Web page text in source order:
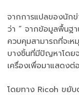
จากการแปลของนัก
ว่า “ จากข้อมูลพื้นฐา
ควบคุมสามารถที่จะ
บางชิ้นที่มีปัญหาโดย
เครื่องเพื่อมาแสดงต่
โดยทาง Ricoh ขยับ